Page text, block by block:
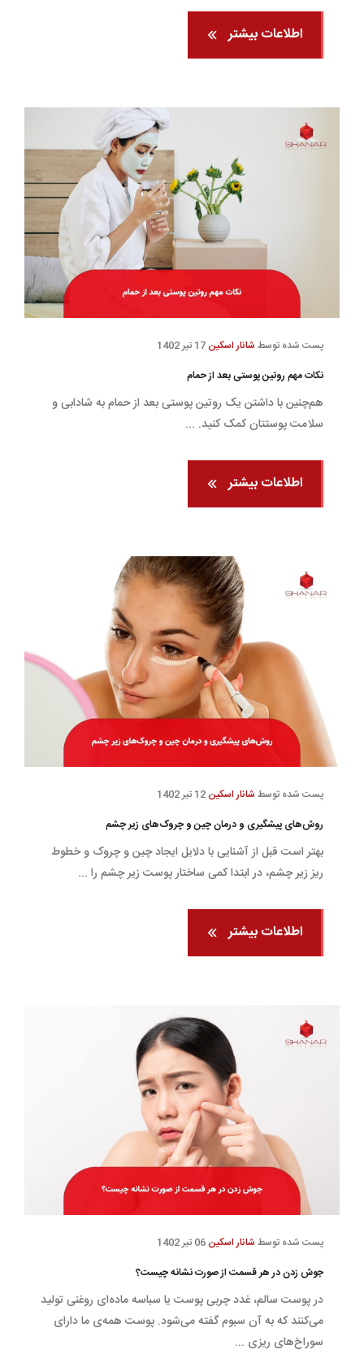
اطلاعات بیشتر
پست شده توسط شانار اسکین
نکات مهم روتین پوستی بعد از حمام
هم‌چنین با داشتن یک روتین پوستی بعد از حمام به شادابی و
سلامت پوستتان کمک کنید‌. ...
اطلاعات بیشتر
پست شده توسط شانار اسکین
روش‌های پیشگیری و درمان چین و چروک‌های زیر چشم
بهتر است قبل از آشنایی با دلایل ایجاد چین و چروک و خطوط
ریز زیر چشم، در ابتدا کمی ساختار پوست زیر چشم را ...
اطلاعات بیشتر
پست شده توسط شانار اسکین
جوش زدن در هر قسمت از صورت نشانه چیست؟
در پوست سالم، غدد چربی پوست یا سباسه ماده‌ای روغنی تولید
می‌کنند که به آن سبوم گفته می‌شود. پوست همه‌ی ما دارای
سوراخ‌های ریزی ...